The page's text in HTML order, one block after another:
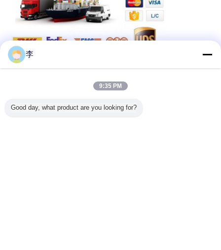
Бирки:Ниппель наговора,латунный сосок
李
9:35 PM
Good day, what product are you looking for?